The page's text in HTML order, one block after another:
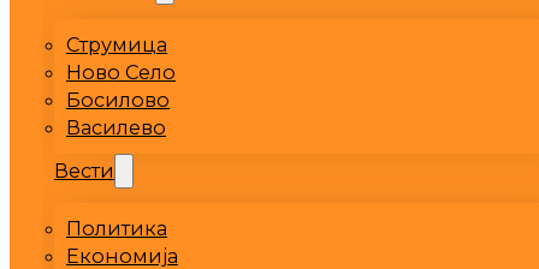
Струмица
Ново Село
Босилово
Василево
Вести
Политика
Економија